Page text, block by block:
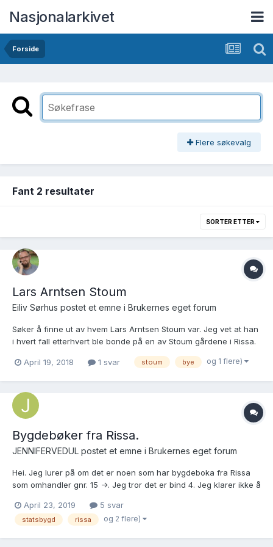
Nasjonalarkivet
Forside
Flere søkevalg
Fant 2 resultater
SORTER ETTER
Lars Arntsen Stoum
Eiliv Sørhus postet et emne i Brukernes eget forum
Søker å finne ut av hvem Lars Arntsen Stoum var. Jeg vet at han
i hvert fall etterhvert ble bonde på en av Stoum gårdene i Rissa.
med Eli Haftorsdatter Furuseth, født 1783, død 6. mars 1870. Lars
April 19, 2018 1 svar stoum bye og 1 flere)
Bygdebøker fra Rissa.
JENNIFERVEDUL postet et emne i Brukernes eget forum
Hei. Jeg lurer på om det er noen som har bygdeboka fra Rissa
som omhandler gnr. 15 ->. Jeg tror det er bind 4. Jeg klarer ikke å
er tilgjengelige på nett. Mvh Jennifer Vedul - fersk
slektsgransker.
April 23, 2019 5 svar
statsbygd rissa og 2 flere)